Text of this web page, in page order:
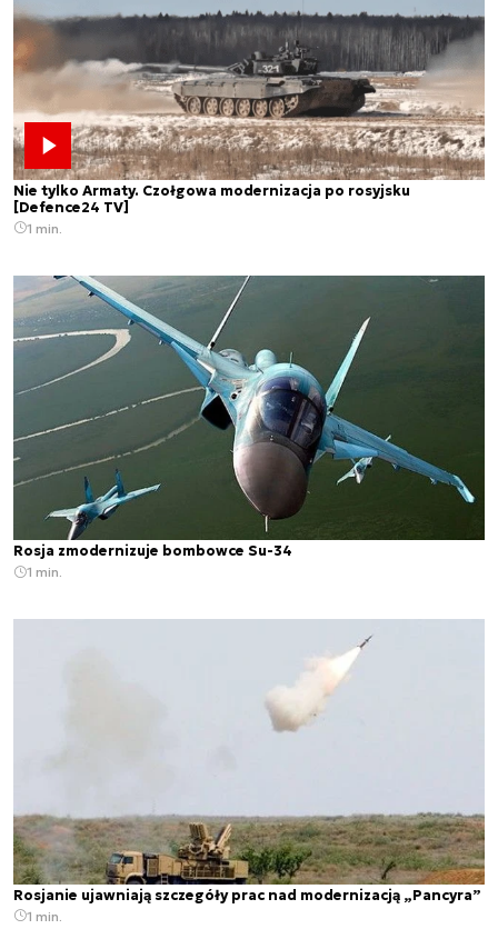
Nie tylko Armaty. Czołgowa modernizacja po rosyjsku
[Defence24 TV]
1 min.
Rosja zmodernizuje bombowce Su-34
1 min.
Rosjanie ujawniają szczegóły prac nad modernizacją „Pancyra”
1 min.